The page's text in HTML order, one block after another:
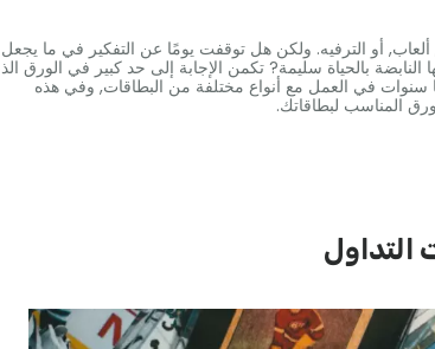
أو الترفيه. ولكن هل توقفت يومًا عن التفكير في ما يجعل
بالحياة سليمة? تكمن الإجابة إلى حد كبير في الورق
في العمل مع أنواع مختلفة من البطاقات, وفي هذه
المناسب لبطاقاتك.
التداول